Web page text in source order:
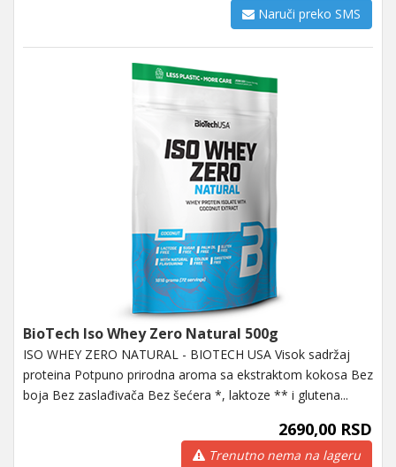
Naruči preko SMS
BioTech Iso Whey Zero Natural 500g
ISO WHEY ZERO NATURAL - BIOTECH USA Visok sadržaj
proteina Potpuno prirodna aroma sa ekstraktom kokosa Bez
boja Bez zaslađivača Bez šećera *, laktoze ** i glutena...
2690,00 RSD
Trenutno nema na lageru